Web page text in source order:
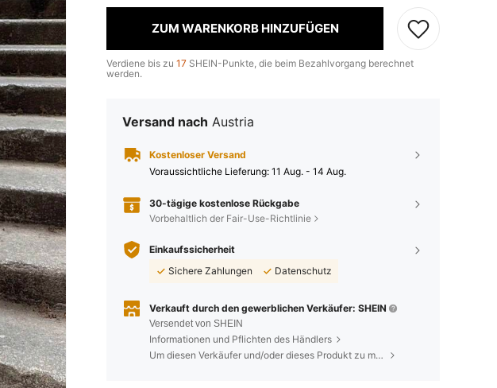
ZUM WARENKORB HINZUFÜGEN
Verdiene bis zu 17 SHEIN-Punkte, die beim Bezahlvorgang berechnet
werden.
Versand nach Austria
Kostenloser Versand
Voraussichtliche Lieferung: 11 Aug. - 14 Aug.
30-tägige kostenlose Rückgabe
Vorbehaltlich der Fair-Use-Richtlinie
Einkaufssicherheit
Sichere Zahlungen
Datenschutz
Verkauft durch den gewerblichen Verkäufer: SHEIN
Versendet von SHEIN
Informationen und Pflichten des Händlers
Um diesen Verkäufer und/oder dieses Produkt zu melden